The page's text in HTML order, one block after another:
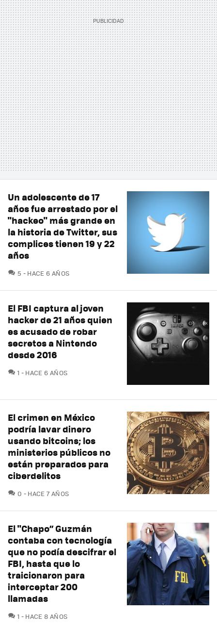
Un adolescente de 17
años fue arrestado por el
"hackeo" más grande en
la historia de Twitter, sus
complices tienen 19 y 22
años
5 COMENTARIOS
HACE 6 AÑOS
El FBI captura al joven
hacker de 21 años quien
es acusado de robar
secretos a Nintendo
desde 2016
1 COMENTARIOS
HACE 6 AÑOS
El crimen en México
podría lavar dinero
usando bitcoins; los
ministerios públicos no
están preparados para
ciberdelitos
0 COMENTARIOS
HACE 7 AÑOS
El "Chapo” Guzmán
contaba con tecnología
que no podía descifrar el
FBI, hasta que lo
traicionaron para
interceptar 200
llamadas
1 COMENTARIOS
HACE 8 AÑOS